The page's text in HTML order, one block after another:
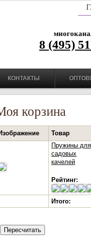
8 (495)
КОНТАКТЫ
корзина
Товар
Пружины для
садовых
качелей
Рейтинг:
Итого: